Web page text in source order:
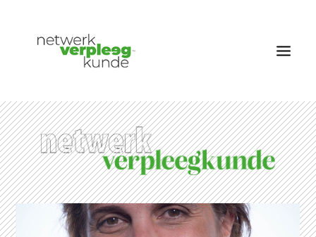
OVER NETWERK VERPLEEGKUNDE
NIEUWS
RUBRIEKEN
EDITIES
VACATURES